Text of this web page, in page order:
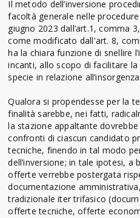
Il metodo dell’inversione
facoltà generale nelle
giugno 2023 dall’art.1, comma
come modificato dall'art. 8,
ha la chiara funzione di snellire
incanti, allo scopo di facilitare
specie in relazione
Qualora si propendesse per la
finalità sarebbe, nei fatti,
la stazione appaltante
confronti di ciascun candidato
tecniche, finendo in tal modo
dell’inversione; in tale ipotesi, a
offerte verrebbe postergata
documentazione
tradizionale iter trifasico
offerte tecniche, offerte